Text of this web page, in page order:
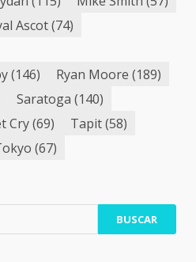
Ascot(74)
(146) Ryan Moore (189)
Saratoga (140)
Cry(69) Tapit(58)
(67)